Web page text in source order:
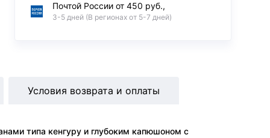
Почтой России от 450 руб.,
3-5 дней (В регионах от 5-7 дней)
типа кенгуру и глубоким капюшоном с
Условия возврата и оплаты